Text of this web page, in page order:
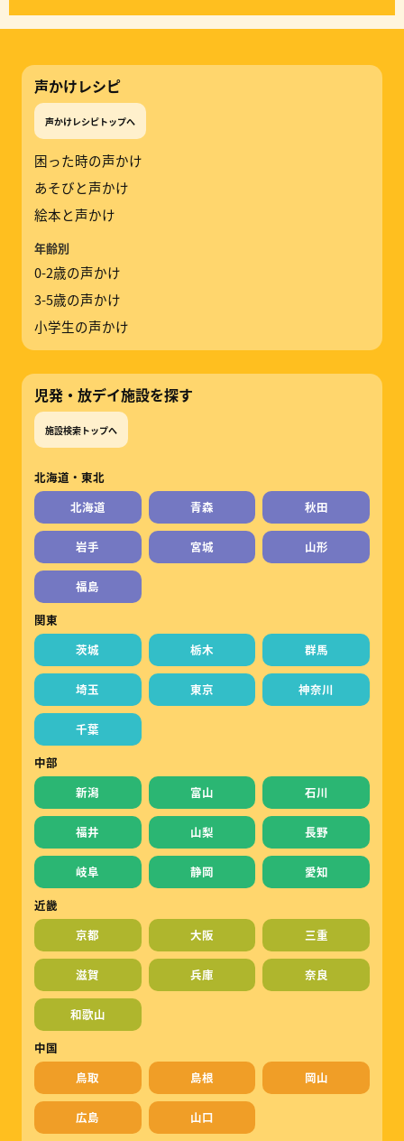
声かけレシピ
声かけレシピトップへ
困った時の声かけ
あそびと声かけ
絵本と声かけ
年齢別
0-2歳の声かけ
3-5歳の声かけ
小学生の声かけ
児発・放デイ施設を探す
施設検索トップへ
北海道・東北
北海道
青森 秋田
岩手 宮城 山形
福島
関東
茨城
栃木 群馬
埼玉 東京 神奈川
千葉
中部
新潟
富山 石川
福井 山梨 長野
岐阜 静岡
愛知
近畿
京都
大阪 三重
滋賀 兵庫 奈良
和歌山
中国
鳥取
島根 岡山
広島
山口